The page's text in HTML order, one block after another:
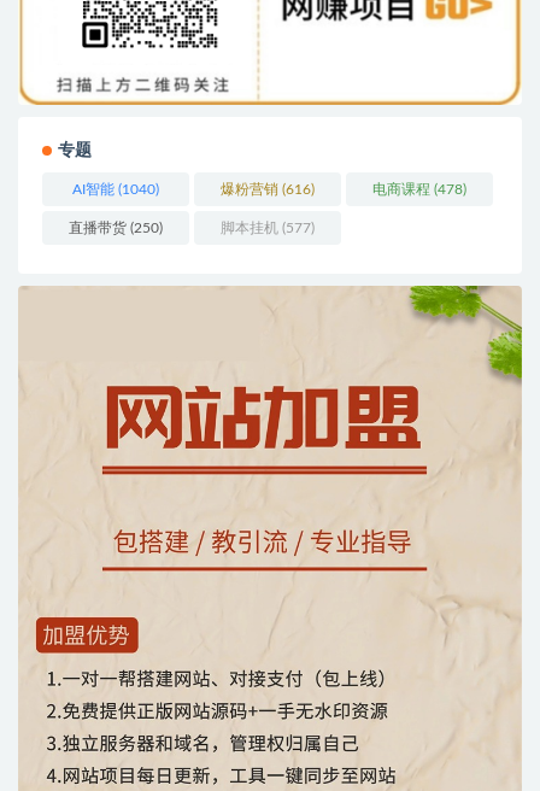
专题
AI智能 (1040) 爆粉营销 (616) 电商课程 (478)
直播带货 (250) 脚本挂机 (577)